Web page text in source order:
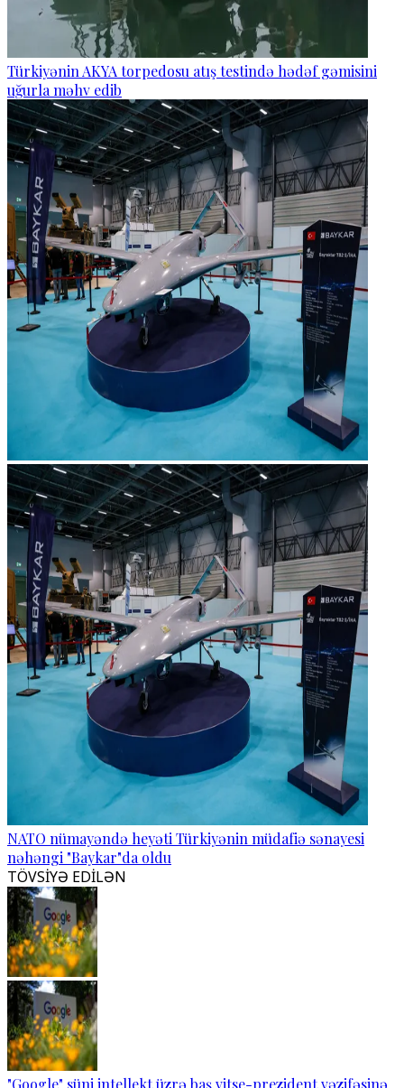
Türkiyənin AKYA torpedosu atış testində hədəf gəmisini
uğurla məhv edib
NATO nümayəndə heyəti Türkiyənin müdafiə sənayesi
nəhəngi "Baykar"da oldu
TÖVSİYƏ EDİLƏN
"Google" süni intellekt üzrə baş vitse-prezident vəzifəsinə